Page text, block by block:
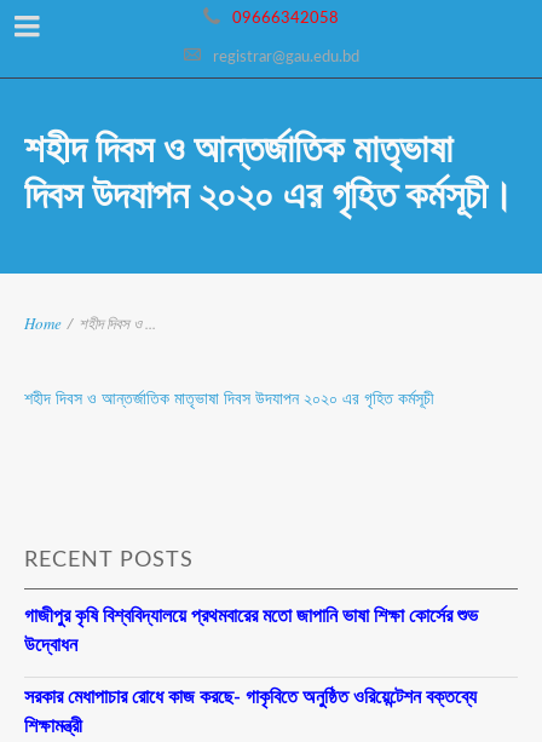
09666342058
registrar@gau.edu.bd
শহীদ দিবস ও আন্তর্জাতিক মাতৃভাষা
দিবস উদযাপন ২০২০ এর গৃহিত কর্মসূচী।
Home / শহীদ দিবস ও ...
শহীদ দিবস ও আন্তর্জাতিক মাতৃভাষা দিবস উদযাপন ২০২০ এর গৃহিত কর্মসূচী
RECENT POSTS
গাজীপুর কৃষি বিশ্ববিদ্যালয়ে প্রথমবারের মতো জাপানি ভাষা শিক্ষা কোর্সের শুভ
উদ্বোধন
সরকার মেধাপাচার রোধে কাজ করছে- গাকৃবিতে অনুষ্ঠিত ওরিয়েন্টেশন বক্তব্যে
শিক্ষামন্ত্রী